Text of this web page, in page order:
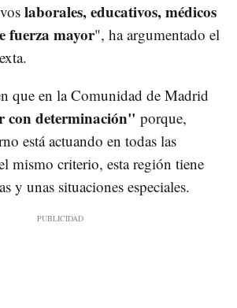
laborales, educativos, médicos
fuerza mayor", ha argumentado el
que en la Comunidad de Madrid
con determinación" porque,
está actuando en todas las
mismo criterio, esta región tiene
y unas situaciones especiales.